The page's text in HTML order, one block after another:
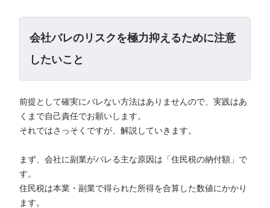
会社バレのリスクを極力抑えるために注意
したいこと
前提として確実にバレない方法はありませんので、実践はあ
くまで自己責任でお願いします。
それではさっそくですが、解説していきます。
まず、会社に副業がバレる主な原因は「住民税の納付額」で
す。
住民税は本業・副業で得られた所得を合算した数値にかかり
ます。